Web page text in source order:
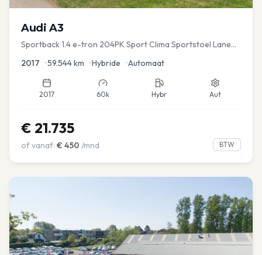
Audi A3
Sportback 1.4 e-tron 204PK Sport Clima Sportstoel Lane
2017 •59.544km •Hybride •Automaat
2017 60k Hybr Aut
€ 21.735
of vanaf: € 450 /mnd BTW